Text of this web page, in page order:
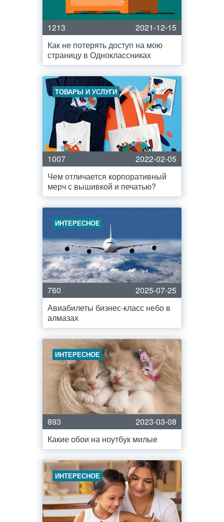
1213
2021-12-15
Как не потерять доступ на мою
страницу в Одноклассниках
ТОВАРЫ И УСЛУГИ
1007
2022-02-05
Чем отличается корпоративный
мерч с вышивкой и печатью?
ИНТЕРЕСНОЕ
760
2025-07-25
Авиабилеты бизнес-класс небо в
алмазах
ИНТЕРЕСНОЕ
893
2023-03-08
Какие обои на ноутбук милые
ИНТЕРЕСНОЕ